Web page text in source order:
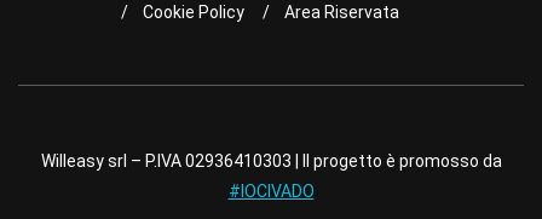
Cookie Policy
Area Riservata
Willeasy srl – P.IVA 02936410303 | Il progetto è promosso da
#IOCIVADO